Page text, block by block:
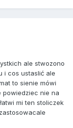
ale stwozono
i cos ustaslić ale
to sienie mówi
powiedziec nie na
mi ten stoliczek